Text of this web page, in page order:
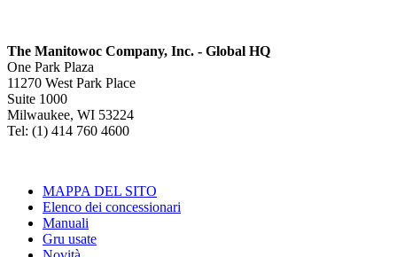
The Manitowoc Company, Inc. - Global HQ
One Park Plaza
11270 West Park Place
Suite 1000
Milwaukee, WI 53224
Tel: (1) 414 760 4600
MAPPA DEL SITO
Elenco dei concessionari
Manuali
Gru usate